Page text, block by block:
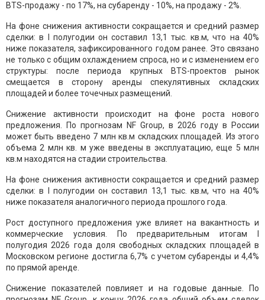
BTS-продажу - по 17%, на субаренду - 10%, на продажу - 2%.
На фоне снижения активности сокращается и средний размер
сделки: в I полугодии он составил 13,1 тыс. кв.м, что на 40%
ниже показателя, зафиксированного годом ранее. Это связано
не только с общим охлаждением спроса, но и с изменением его
структуры: после периода крупных BTS-проектов рынок
смещается в сторону аренды спекулятивных складских
площадей и более точечных размещений.
Снижение активности происходит на фоне роста нового
предложения. По прогнозам NF Group, в 2026 году в России
может быть введено 7 млн кв.м складских площадей. Из этого
объема 2 млн кв. м уже введены в эксплуатацию, еще 5 млн
кв.м находятся на стадии строительства.
На фоне снижения активности сокращается и средний размер
сделки: в I полугодии он составил 13,1 тыс. кв.м, что на 40%
ниже показателя аналогичного периода прошлого года.
Рост доступного предложения уже влияет на вакантность и
коммерческие условия. По предварительным итогам I
полугодия 2026 года доля свободных складских площадей в
Московском регионе достигла 6,7% с учетом субаренды и 4,4%
по прямой аренде.
Снижение показателей повлияет и на годовые данные. По